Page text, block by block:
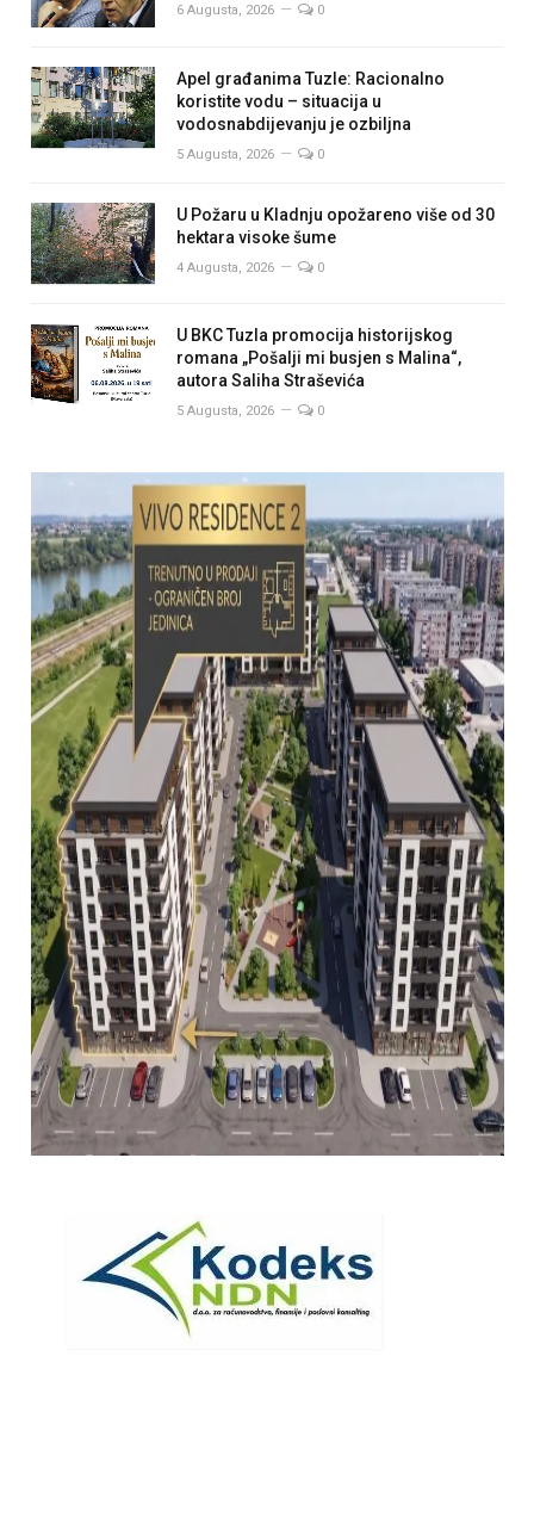
6 Augusta, 2026 0
Apel građanima Tuzle: Racionalno
koristite vodu – situacija u
vodosnabdijevanju je ozbiljna
5 Augusta, 2026 0
U Požaru u Kladnju opožareno više od 30
hektara visoke šume
4 Augusta, 2026 0
U BKC Tuzla promocija historijskog
romana „Pošalji mi busjen s Malina“,
autora Saliha Straševića
5 Augusta, 2026 0